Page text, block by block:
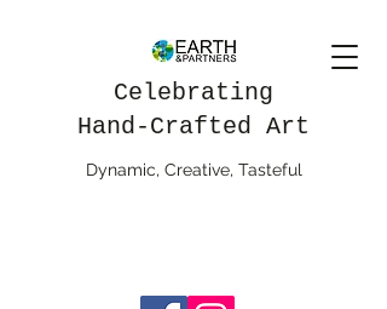
Celebrating
Hand-Crafted Art
Dynamic, Creative, Tasteful